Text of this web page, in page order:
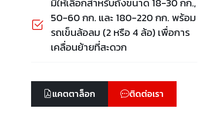
50-60 กก. และ 180-220 กก. พร้อม
รถเข็นล้อลม (2 หรือ 4 ล้อ) เพื่อการ
เคลื่อนย้ายที่สะดวก
แคตตาล็อก ติดต่อเรา